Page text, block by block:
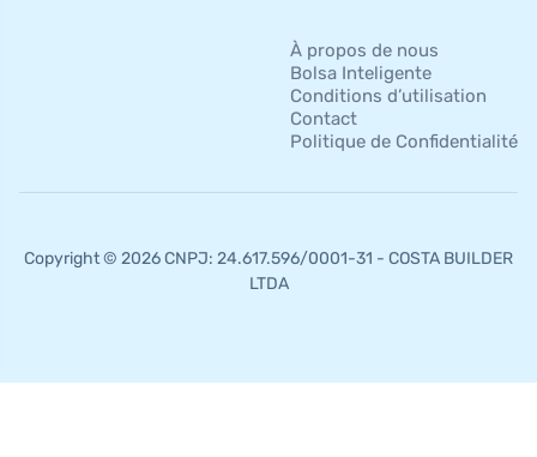
À propos de nous
Bolsa Inteligente
Conditions d’utilisation
Contact
Politique de Confidentialité
Copyright © 2026 CNPJ: 24.617.596/0001-31 - COSTA BUILDER
LTDA